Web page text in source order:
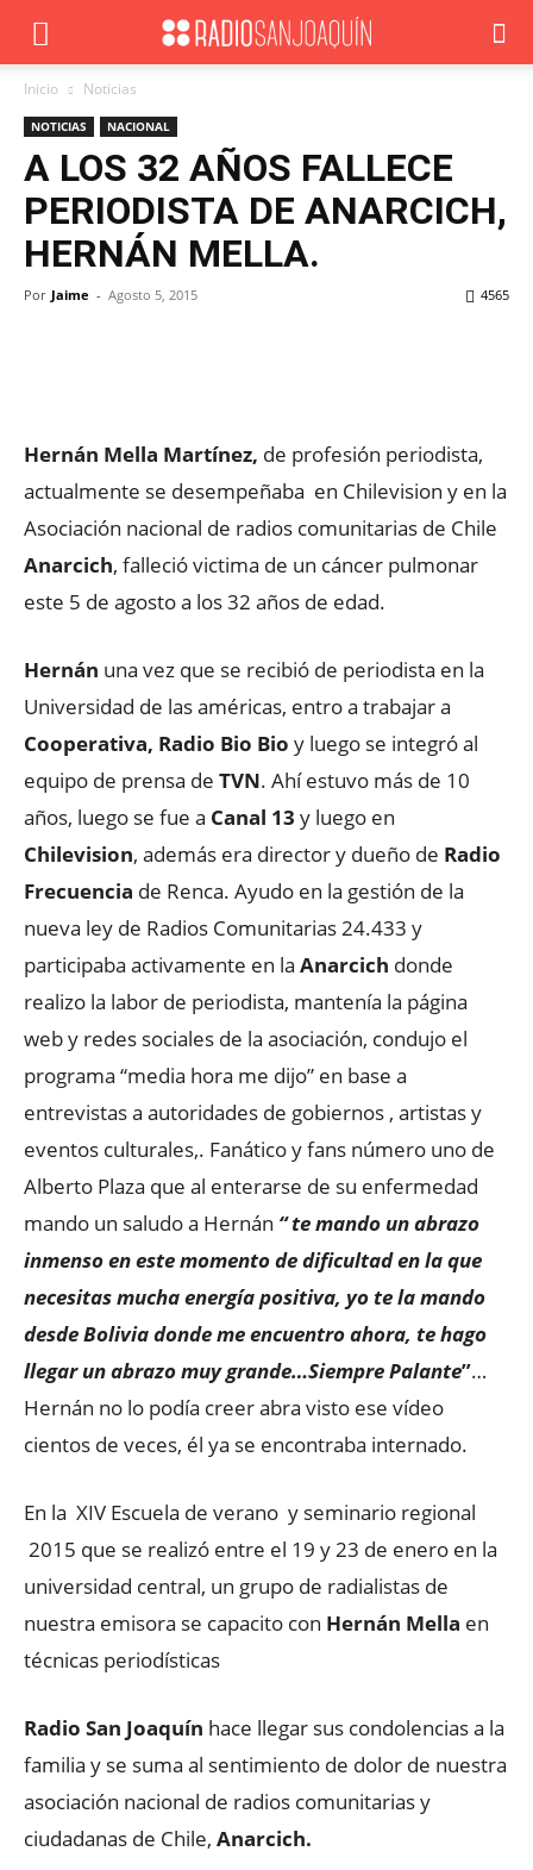
Inicio Noticias
NOTICIAS NACIONAL
A LOS 32 AÑOS FALLECE
PERIODISTA DE ANARCICH,
HERNÁN MELLA.
Por Jaime - Agosto 5, 2015 4565
Hernán Mella Martínez, de profesión periodista,
actualmente se desempeñaba en Chilevision y en la
Asociación nacional de radios comunitarias de Chile
Anarcich, falleció victima de un cáncer pulmonar
este 5 de agosto a los 32 años de edad.
Hernán una vez que se recibió de periodista en la
Universidad de las américas, entro a trabajar a
Cooperativa, Radio Bio Bio y luego se integró al
equipo de prensa de TVN. Ahí estuvo más de 10
años, luego se fue a Canal 13 y luego en
Chilevision, además era director y dueño de Radio
Frecuencia de Renca. Ayudo en la gestión de la
nueva ley de Radios Comunitarias 24.433 y
participaba activamente en la Anarcich donde
realizo la labor de periodista, mantenía la página
web y redes sociales de la asociación, condujo el
programa “media hora me dijo” en base a
entrevistas a autoridades de gobiernos , artistas y
eventos culturales,. Fanático y fans número uno de
Alberto Plaza que al enterarse de su enfermedad
mando un saludo a Hernán “ te mando un abrazo
inmenso en este momento de dificultad en la que
necesitas mucha energía positiva, yo te la mando
desde Bolivia donde me encuentro ahora, te hago
llegar un abrazo muy grande…Siempre Palante”…
Hernán no lo podía creer abra visto ese vídeo
cientos de veces, él ya se encontraba internado.
En la XIV Escuela de verano y seminario regional
2015 que se realizó entre el 19 y 23 de enero en la
universidad central, un grupo de radialistas de
nuestra emisora se capacito con Hernán Mella en
técnicas periodísticas
Radio San Joaquín hace llegar sus condolencias a la
familia y se suma al sentimiento de dolor de nuestra
asociación nacional de radios comunitarias y
ciudadanas de Chile, Anarcich.